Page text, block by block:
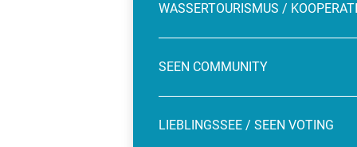
WASSERTOURISMUS /
SEEN COMMUNITY
LIEBLINGSSEE / SEEN VOTING